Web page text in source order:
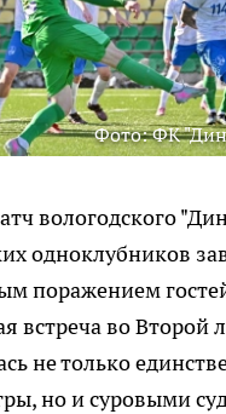
Фото: ФК
вологодского
одноклубников
поражением
встреча во Второй
не только
но и суровыми